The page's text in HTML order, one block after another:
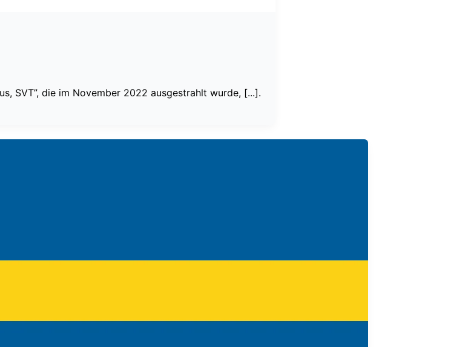
SVT”, die im November 2022 ausgestrahlt wurde, [...].